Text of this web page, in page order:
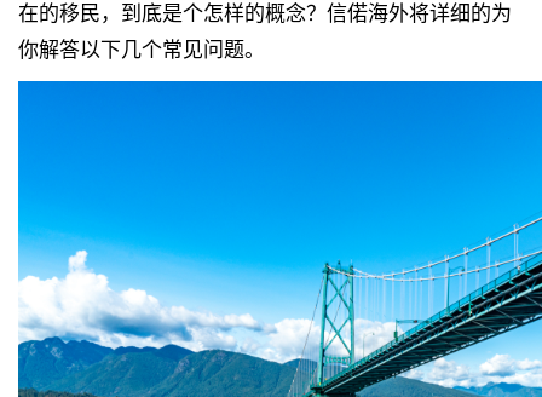
在的移民，到底是个怎样的概念？信偌海外将详细的为
你解答以下几个常见问题。